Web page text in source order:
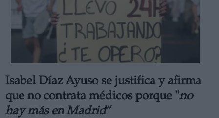
Isabel Díaz Ayuso se justifica y afirma
que no contrata médicos porque "no
hay más en Madrid”